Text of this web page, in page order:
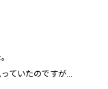
ていたのですが…